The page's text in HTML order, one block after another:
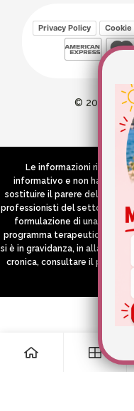
Privacy Policy Cookie
© 2026
Le informazioni riportate
informativo e non hanno in
sostituire il parere del
professionisti del settore che
formulazione di una
programma terapeutico e/o
si è in gravidanza, in
cronica, consultare il proprio